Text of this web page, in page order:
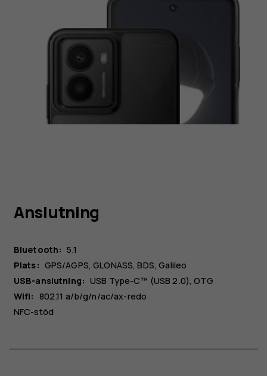
Anslutning
Bluetooth: 5.1
Plats: GPS/AGPS, GLONASS, BDS, Galileo
USB-anslutning: USB Type-C™ (USB 2.0), OTG
Wifi: 802.11 a/b/g/n/ac/ax-redo
NFC-stöd